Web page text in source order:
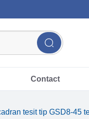
Contact
tesit tip GSD8-45